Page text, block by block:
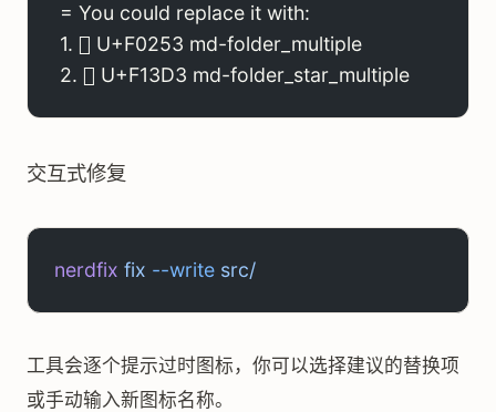
= You could replace it with:
1. 󰉓 U+F0253 md-folder_multiple
2. 󱏓 U+F13D3 md-folder_star_multiple
交互式修复
nerdfix fix --write src/
工具会逐个提示过时图标，你可以选择建议的替换项
或手动输入新图标名称。